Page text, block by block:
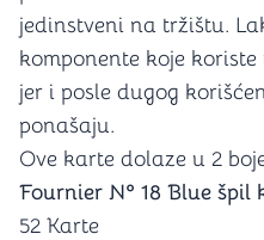
jedinstveni na tržištu.
komponente koje
jer i posle dugog
ponašaju.
Ove karte dolaze u 2
Fournier Nº 18 Blue špil
52 Karte